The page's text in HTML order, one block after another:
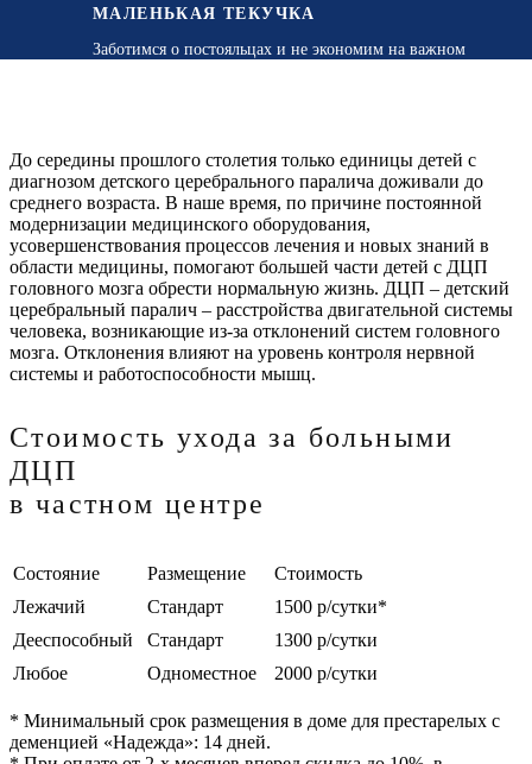
МАЛЕНЬКАЯ ТЕКУЧКА
Заботимся о постояльцах и не экономим на важном
До середины прошлого столетия только единицы детей с
диагнозом детского церебрального паралича доживали до
среднего возраста. В наше время, по причине постоянной
модернизации медицинского оборудования,
усовершенствования процессов лечения и новых знаний в
области медицины, помогают большей части детей с ДЦП
головного мозга обрести нормальную жизнь. ДЦП – детский
церебральный паралич – расстройства двигательной системы
человека, возникающие из-за отклонений систем головного
мозга. Отклонения влияют на уровень контроля нервной
системы и работоспособности мышц.
Стоимость ухода за больными
ДЦП
в частном центре
Состояние Размещение
Стоимость
Лежачий
Стандарт
1500 р/сутки*
Дееспособный
Стандарт
1300 р/сутки
Любое
Одноместное 2000 р/сутки
* Минимальный срок размещения в доме для престарелых с
деменцией «Надежда»: 14 дней.